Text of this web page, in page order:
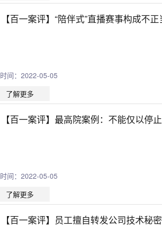
【百一案评】“陪伴式”直播赛事构成不
时间：2022-05-05
了解更多
【百一案评】最高院案例：不能仅以停
时间：2022-05-05
了解更多
【百一案评】员工擅自转发公司技术秘